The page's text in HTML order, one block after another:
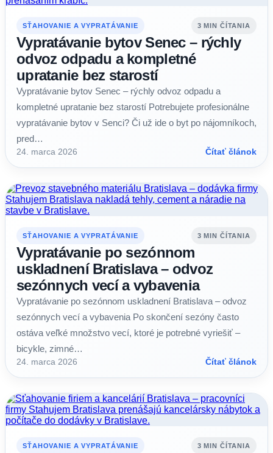
SŤAHOVANIE A VYPRATÁVANIE 3 MIN ČÍTANIA
Vypratávanie bytov Senec – rýchly
odvoz odpadu a kompletné
upratanie bez starostí
Vypratávanie bytov Senec – rýchly odvoz odpadu a
kompletné upratanie bez starostí Potrebujete profesionálne
vypratávanie bytov v Senci? Či už ide o byt po nájomníkoch,
pred…
24. marca 2026 Čítať článok
SŤAHOVANIE A VYPRATÁVANIE 3 MIN ČÍTANIA
Vypratávanie po sezónnom
uskladnení Bratislava – odvoz
sezónnych vecí a vybavenia
Vypratávanie po sezónnom uskladnení Bratislava – odvoz
sezónnych vecí a vybavenia Po skončení sezóny často
ostáva veľké množstvo vecí, ktoré je potrebné vyriešiť –
bicykle, zimné…
24. marca 2026 Čítať článok
SŤAHOVANIE A VYPRATÁVANIE 3 MIN ČÍTANIA